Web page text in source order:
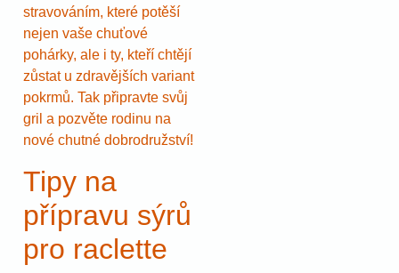
stravováním, které potěší
nejen vaše chuťové
pohárky, ale i ty, kteří chtějí
zůstat u zdravějších variant
pokrmů. Tak připravte svůj
gril a pozvěte rodinu na
nové chutné dobrodružství!
Tipy na
přípravu sýrů
pro raclette